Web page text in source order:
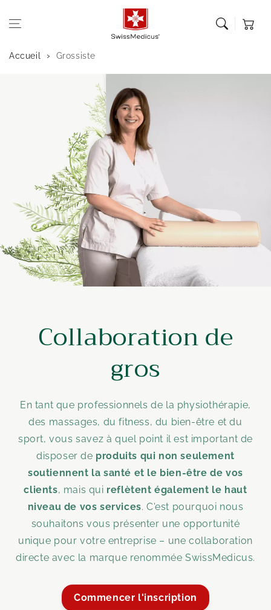
contenu
Panier
Accueil Grossiste
Collaboration de
gros
En tant que professionnels de la physiothérapie,
des massages, du fitness, du bien-être et du
sport, vous savez à quel point il est important de
disposer de produits qui non seulement
soutiennent la santé et le bien-être de vos
clients, mais qui reflètent également le haut
niveau de vos services. C'est pourquoi nous
souhaitons vous présenter une opportunité
unique pour votre entreprise – une collaboration
directe avec la marque renommée SwissMedicus.
Commencer l'inscription